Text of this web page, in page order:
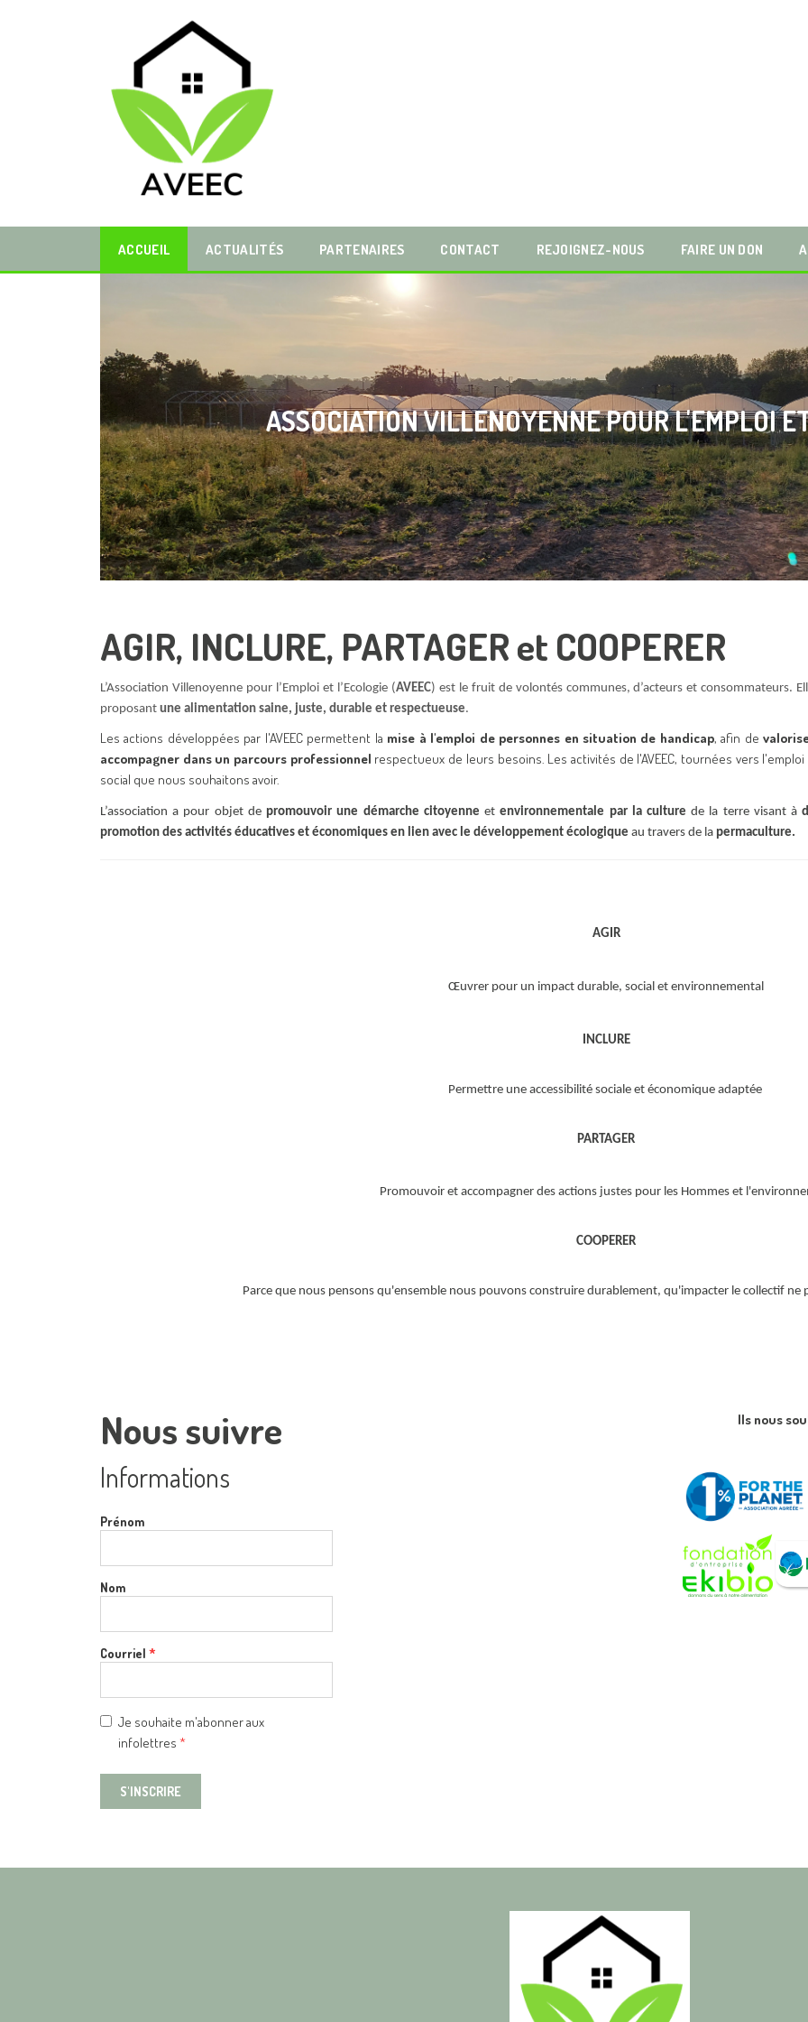
ACCUEIL ACTUALITÉS PARTENAIRES CONTACT REJOIGNEZ-NOUS FAIRE UN DON
ASSOCIATION VILLENOYENNE POUR L'EMPLOI
AGIR, INCLURE, PARTAGER et COOPERER
L’Association Villenoyenne pour l’Emploi et l’Ecologie (AVEEC) est le fruit de volontés communes, d’acteurs et consommateurs.
proposant une alimentation saine, juste, durable et respectueuse.
Les actions développées par l'AVEEC permettent la mise à l'emploi de personnes en situation de handicap, afin de
accompagner dans un parcours professionnel respectueux de leurs besoins. Les activités de l'AVEEC, tournées vers
social que nous souhaitons avoir.
L’association a pour objet de promouvoir une démarche citoyenneetenvironnementale par la culturede la terre visant à
promotion des activités éducatives et économiques en lien avec le développement écologique au travers de la permaculture.
AGIR
Œuvrer pour un impact durable, social et environnemental
INCLURE
Permettre une accessibilité sociale et économique adaptée
PARTAGER
Promouvoir et accompagner des actions justes pour les Hommes et
COOPERER
Parce que nous pensons qu'ensemble nous pouvons construire durablement, qu'impacter le collectif ne
Nous suivre
Informations
Prénom
Nom
Courriel *
Je souhaite m'abonner aux
infolettres *
S'INSCRIRE
Ils nous